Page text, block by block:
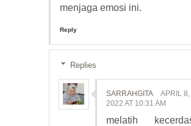
menjaga emosi ini.
Reply
Replies
SARRAHGITA
APRIL 8,
2022 AT 10:31 AM
melatih